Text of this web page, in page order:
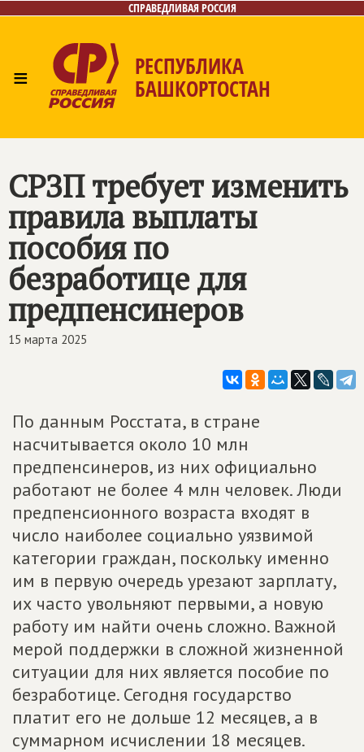
СПРАВЕДЛИВАЯ РОССИЯ
≡ РЕСПУБЛИКА
БАШКОРТОСТАН
Контакты
СРЗП требует изменить
правила выплаты
пособия по
безработице для
предпенсинеров
15 марта 2025
По данным Росстата, в стране
насчитывается около 10 млн
предпенсинеров, из них официально
работают не более 4 млн человек. Люди
предпенсионного возраста входят в
число наиболее социально уязвимой
категории граждан, поскольку именно
им в первую очередь урезают зарплату,
их часто увольняют первыми, а новую
работу им найти очень сложно. Важной
мерой поддержки в сложной жизненной
ситуации для них является пособие по
безработице. Сегодня государство
платит его не дольше 12 месяцев, а в
суммарном исчислении 18 месяцев.